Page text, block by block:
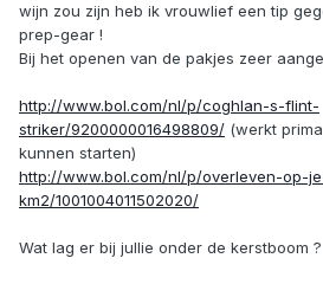
wijn zou zijn heb ik vrouwlief een tip
prep-gear !
Bij het openen van de pakjes zeer
http://www.bol.com/nl/p/coghlan-s-flint-
striker/9200000016498809/ (werkt
kunnen starten)
http://www.bol.com/nl/p/overleven-op-
km2/1001004011502020/
Wat lag er bij jullie onder de kerstboom ?